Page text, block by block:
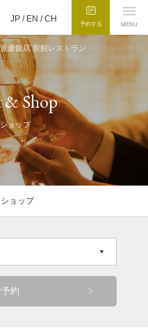
JP / EN /CH
予約する MENU
重慶飯店 新館レストラン
& Shop
ョップ
ョップ
約